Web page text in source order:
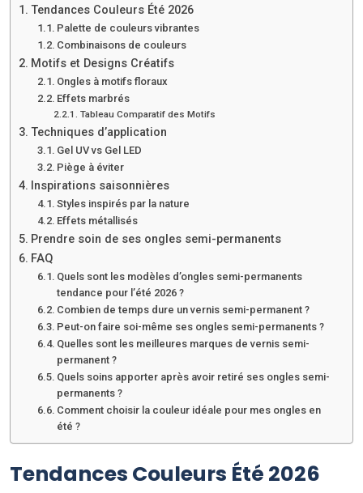
Tendances Couleurs Été 2026
Palette de couleurs vibrantes
Combinaisons de couleurs
Motifs et Designs Créatifs
Ongles à motifs floraux
Effets marbrés
Tableau Comparatif des Motifs
Techniques d’application
Gel UV vs Gel LED
Piège à éviter
Inspirations saisonnières
Styles inspirés par la nature
Effets métallisés
Prendre soin de ses ongles semi-permanents
FAQ
Quels sont les modèles d’ongles semi-permanents
tendance pour l’été 2026 ?
Combien de temps dure un vernis semi-permanent ?
Peut-on faire soi-même ses ongles semi-permanents ?
Quelles sont les meilleures marques de vernis semi-
permanent ?
Quels soins apporter après avoir retiré ses ongles semi-
permanents ?
Comment choisir la couleur idéale pour mes ongles en
été ?
Tendances Couleurs Été 2026